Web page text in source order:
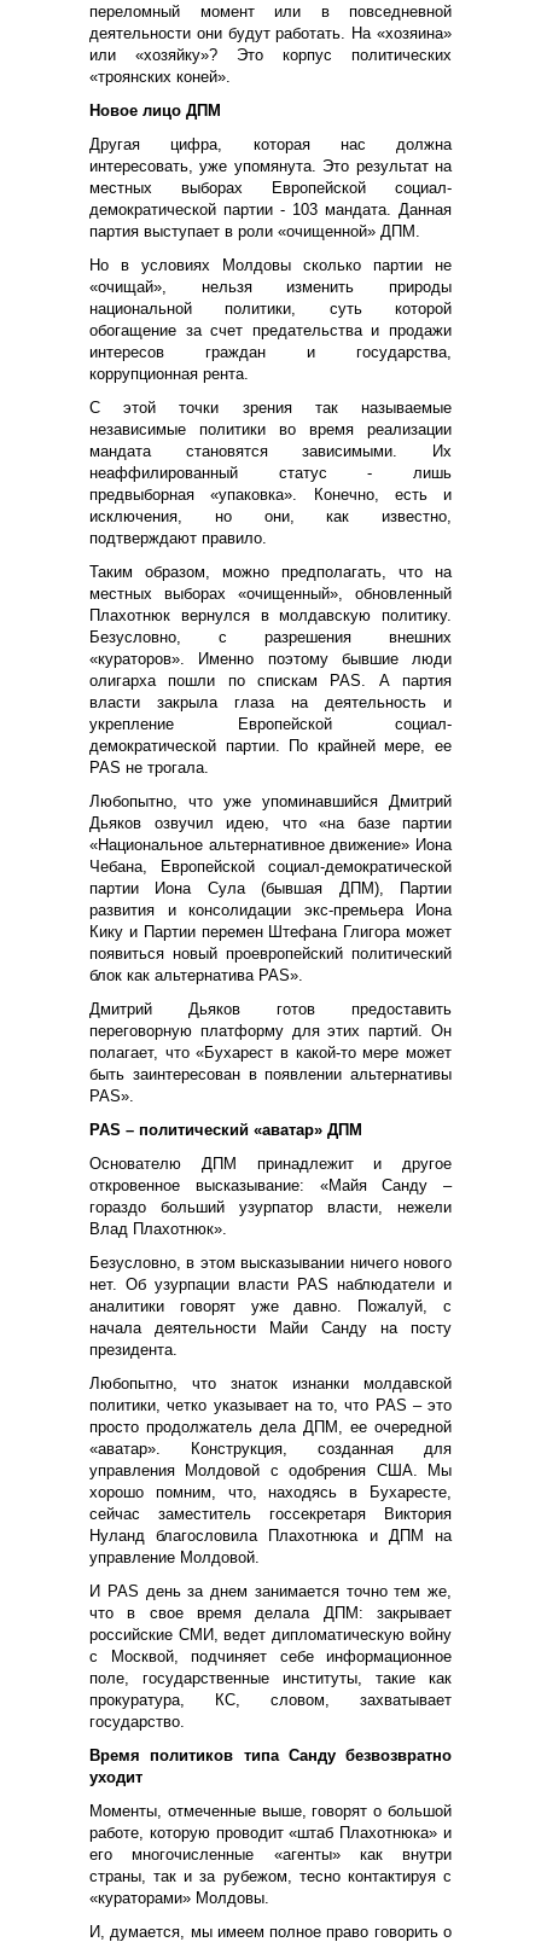
переломный момент или в повседневной
деятельности они будут работать. На «хозяина»
или «хозяйку»? Это корпус политических
«троянских коней».
Новое лицо ДПМ
Другая цифра, которая нас должна
интересовать, уже упомянута. Это результат на
местных выборах Европейской социал-
демократической партии - 103 мандата. Данная
партия выступает в роли «очищенной» ДПМ.
Но в условиях Молдовы сколько партии не
«очищай», нельзя изменить природы
национальной политики, суть которой
обогащение за счет предательства и продажи
интересов граждан и государства,
коррупционная рента.
С этой точки зрения так называемые
независимые политики во время реализации
мандата становятся зависимыми. Их
неаффилированный статус - лишь
предвыборная «упаковка». Конечно, есть и
исключения, но они, как известно,
подтверждают правило.
Таким образом, можно предполагать, что на
местных выборах «очищенный», обновленный
Плахотнюк вернулся в молдавскую политику.
Безусловно, с разрешения внешних
«кураторов». Именно поэтому бывшие люди
олигарха пошли по спискам PAS. А партия
власти закрыла глаза на деятельность и
укрепление Европейской социал-
демократической партии. По крайней мере, ее
PAS не трогала.
Любопытно, что уже упоминавшийся Дмитрий
Дьяков озвучил идею, что «на базе партии
«Национальное альтернативное движение» Иона
Чебана, Европейской социал-демократической
партии Иона Сула (бывшая ДПМ), Партии
развития и консолидации экс-премьера Иона
Кику и Партии перемен Штефана Глигора может
появиться новый проевропейский политический
блок как альтернатива PAS».
Дмитрий Дьяков готов предоставить
переговорную платформу для этих партий. Он
полагает, что «Бухарест в какой-то мере может
быть заинтересован в появлении альтернативы
PAS».
PAS – политический «аватар» ДПМ
Основателю ДПМ принадлежит и другое
откровенное высказывание: «Майя Санду –
гораздо больший узурпатор власти, нежели
Влад Плахотнюк».
Безусловно, в этом высказывании ничего нового
нет. Об узурпации власти PAS наблюдатели и
аналитики говорят уже давно. Пожалуй, с
начала деятельности Майи Санду на посту
президента.
Любопытно, что знаток изнанки молдавской
политики, четко указывает на то, что PAS – это
просто продолжатель дела ДПМ, ее очередной
«аватар». Конструкция, созданная для
управления Молдовой с одобрения США. Мы
хорошо помним, что, находясь в Бухаресте,
сейчас заместитель госсекретаря Виктория
Нуланд благословила Плахотнюка и ДПМ на
управление Молдовой.
И PAS день за днем занимается точно тем же,
что в свое время делала ДПМ: закрывает
российские СМИ, ведет дипломатическую войну
с Москвой, подчиняет себе информационное
поле, государственные институты, такие как
прокуратура, КС, словом, захватывает
государство.
Время политиков типа Санду безвозвратно
уходит
Моменты, отмеченные выше, говорят о большой
работе, которую проводит «штаб Плахотнюка» и
его многочисленные «агенты» как внутри
страны, так и за рубежом, тесно контактируя с
«кураторами» Молдовы.
И, думается, мы имеем полное право говорить о